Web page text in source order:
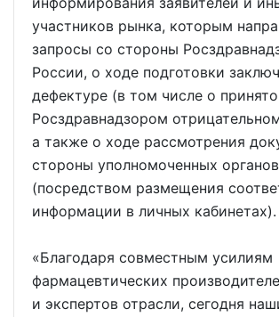
участников рынка, которым
запросы со стороны
России, о ходе подготовки
дефектуре (в том числе о
Росздравнадзором
а также о ходе рассмотрения
стороны уполномоченных органов
(посредством размещения
информации в личных кабинетах).
«Благодаря совместным усилиям
фармацевтических
и экспертов отрасли, сегодня